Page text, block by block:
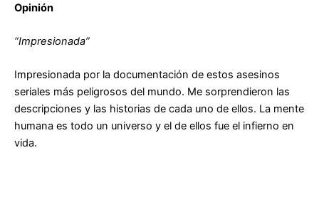
Opinión
“Impresionada”
Impresionada por la documentación de estos asesinos
seriales más peligrosos del mundo. Me sorprendieron las
descripciones y las historias de cada uno de ellos. La mente
humana es todo un universo y el de ellos fue el infierno en
vida.